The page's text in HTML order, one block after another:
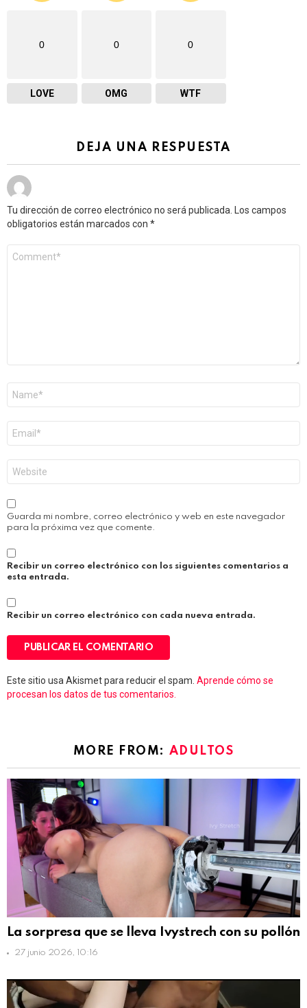
0
LOVE
0
OMG
0
WTF
DEJA UNA RESPUESTA
Tu dirección de correo electrónico no será publicada.
Los campos
obligatorios están marcados con *
electrónico
*
Guarda mi nombre, correo electrónico y web en este navegador
para la próxima vez que comente.
Recibir un correo electrónico con los siguientes comentarios a
esta entrada.
Recibir un correo electrónico con cada nueva entrada.
Este sitio usa Akismet para reducir el spam. Aprende cómo se
procesan los datos de tus comentarios.
MORE FROM: ADULTOS
La sorpresa que se lleva Ivystrech con su pollón
27 junio 2026, 10:16